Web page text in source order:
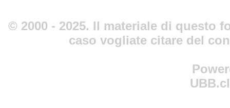
© 2000 - 2025. Il materiale di questo
caso vogliate citare del